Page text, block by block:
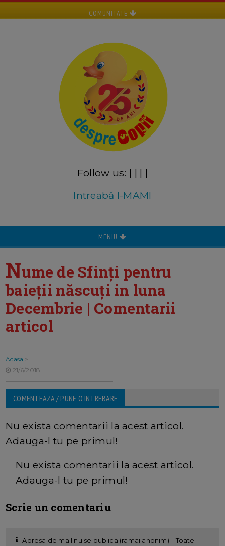
COMUNITATE
Follow us: | | | |
Intreabă I-MAMI
MENIU
Nume de Sfinți pentru
baieții născuți in luna
Decembrie | Comentarii
articol
Acasa >
21/6/2018
COMENTEAZA / PUNE O INTREBARE
Nu exista comentarii la acest articol.
Adauga-l tu pe primul!
Nu exista comentarii la acest articol.
Adauga-l tu pe primul!
Scrie un comentariu
Adresa de mail nu se publica (ramai anonim). | Toate